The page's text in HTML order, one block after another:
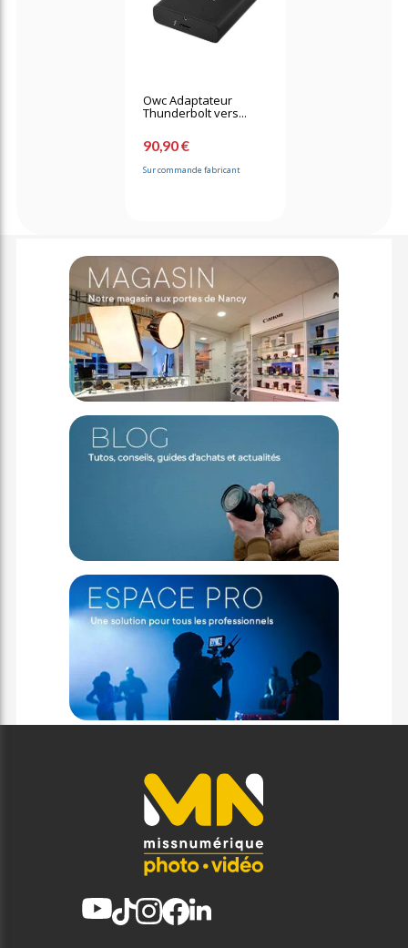
Owc Adaptateur
Thunderbolt vers...
90,90 €
Sur commande fabricant